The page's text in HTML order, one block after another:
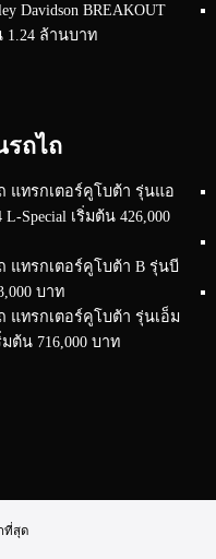
Davidson BREAKOUT
1.24 ล้านบาท
รถไถ
แทรกเตอร์คูโบต้า รุ่นแอ
L-Special เริ่มต้น 426,000
แทรกเตอร์คูโบต้า B รุ่นบี
บาท
แทรกเตอร์คูโบต้า รุ่นเอ็ม
มต้น 716,000 บาท
ที่สุด